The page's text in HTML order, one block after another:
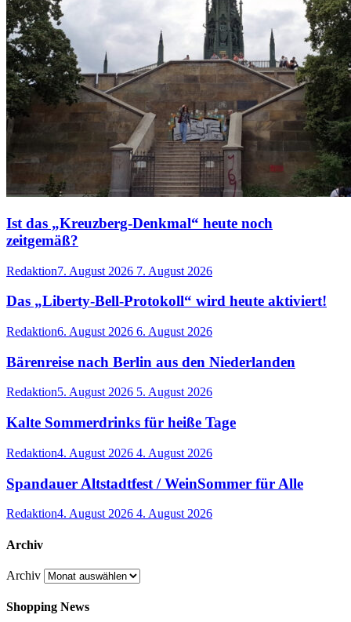
Ist das „Kreuzberg-Denkmal“ heute noch
zeitgemäß?
Redaktion7. August 2026 7. August 2026
Das „Liberty-Bell-Protokoll“ wird heute aktiviert!
Redaktion6. August 2026 6. August 2026
Bärenreise nach Berlin aus den Niederlanden
Redaktion5. August 2026 5. August 2026
Kalte Sommerdrinks für heiße Tage
Redaktion4. August 2026 4. August 2026
Spandauer Altstadtfest / WeinSommer für Alle
Redaktion4. August 2026 4. August 2026
Archiv
Archiv
Shopping News